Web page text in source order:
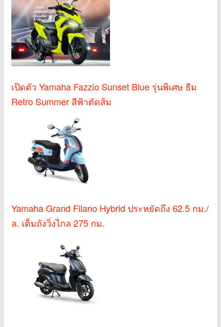
เปิดตัว Yamaha Fazzio Sunset Blue รุ่นพิเศษ ธีม
Retro Summer สีฟ้าตัดส้ม
Yamaha Grand Filano Hybrid ประหยัดถึง 62.5 กม./
ล. เต็มถังวิ่งไกล 275 กม.